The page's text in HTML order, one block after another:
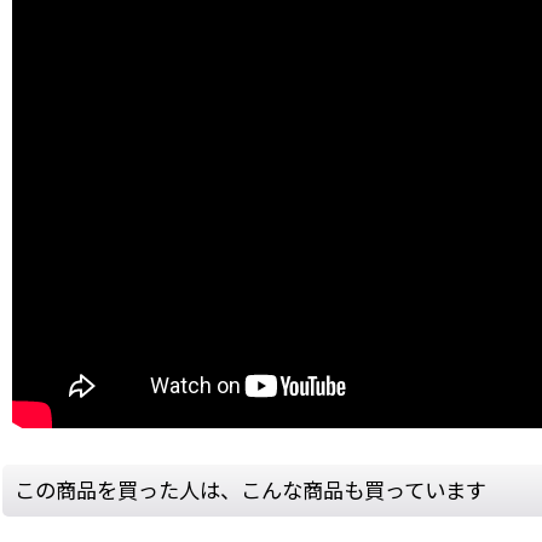
この商品を買った人は、こんな商品も買っています